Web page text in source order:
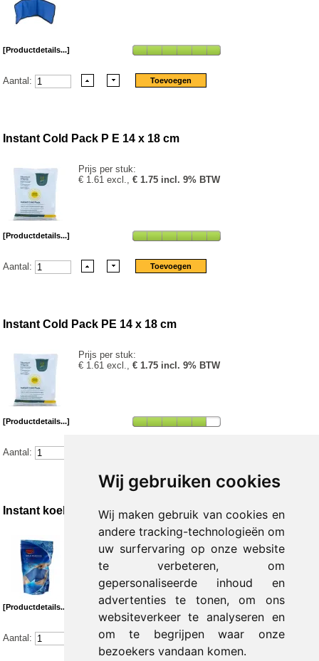
Wij gebruiken cookies
Wij maken gebruik van cookies en
andere tracking-technologieën om
uw surfervaring op onze website
te verbeteren, om
gepersonaliseerde inhoud en
advertenties te tonen, om ons
websiteverkeer te analyseren en
om te begrijpen waar onze
bezoekers vandaan komen.
[Productdetails...]
Aantal:
Instant Cold Pack P E 14 x 18 cm
Prijs per stuk:
€ 1.61 excl.,€ 1.75 incl. 9% BTW
[Productdetails...]
Aantal:
Instant Cold Pack PE 14 x 18 cm
Prijs per stuk:
€ 1.61 excl.,€ 1.75 incl. 9% BTW
[Productdetails...]
Aantal:
Instant koelbandage 3,2 m x 10 cm
€ 3.35 excl.,€ 3.65 incl. 9% BTW
[Productdetails...]
Aantal: